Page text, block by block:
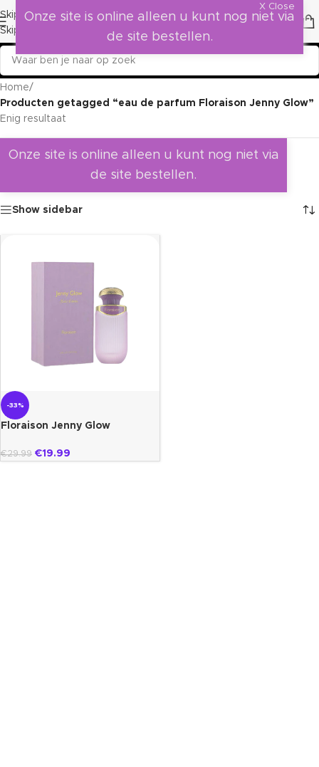
Skip to navigation
Skip to main content
Home/
Producten getagged “eau de parfum Floraison Jenny Glow”
Enig resultaat
Onze site is online alleen u kunt nog niet via
de site bestellen.
Show sidebar
-33%
Floraison Jenny Glow
€29.99 €19.99
X Close
Onze site is online alleen u kunt nog niet via
de site bestellen.